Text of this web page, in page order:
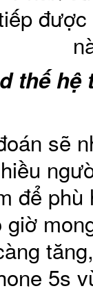
thế
sẽ
để
5s